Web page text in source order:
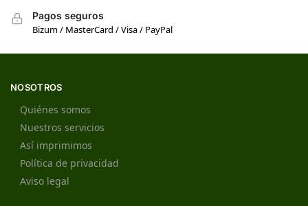
Pagos seguros
Bizum / MasterCard / Visa / PayPal
NOSOTROS
Quiénes somos
Nuestros servicios
Así imprimimos
Política de privacidad
Aviso legal